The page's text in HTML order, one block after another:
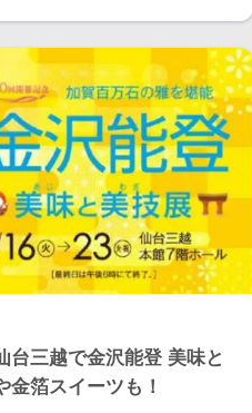
台三越で金沢能登 美味と
金箔スイーツも！